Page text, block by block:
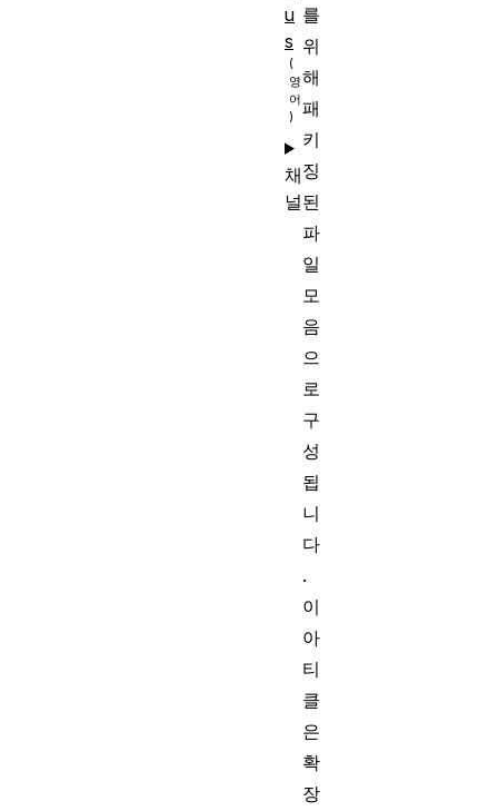
를
위
해
패
키
징
된
파
일
모
음
으
로
구
성
됩
니
다
.
이
아
티
클
은
확
장
u
s
채
널